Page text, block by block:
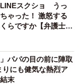
LINEスクショ うっ
ゃった！ 激怒する
らですか【弁護士が
パパの目の前に陣取
にも健気な熱烈ア
末